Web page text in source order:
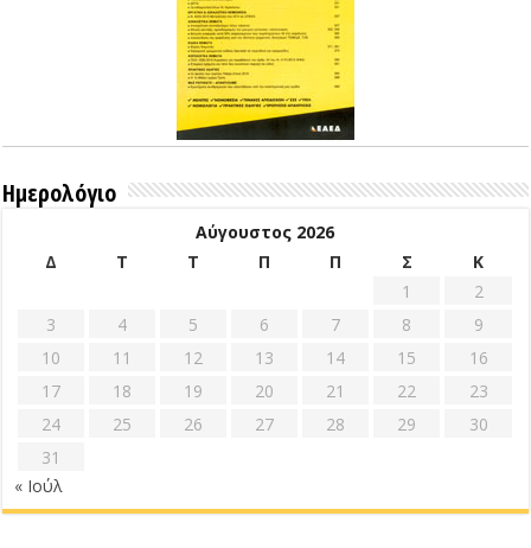
Ημερολόγιο
Αύγουστος 2026
Δ
Τ Τ Π Π Σ
Κ
1
2
3
4 5 6 7 8
9
10
11 12 13 14 15
16
17
18 19 20 21 22
23
24
25 26 27 28 29
30
31
« Ιούλ